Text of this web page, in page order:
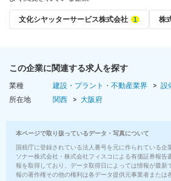
【ここに注目】
者の皆様がより明確なキャリアビジョンを
よう努めております。あなたのスキルや
伝えすることで、ご安心いただける就職活
ポートします。
■住宅手当
■残業手当
■サポーター手当
文化シヤッターサービス株式会社 株
この企業に関連する求人を探す
業種 建設・プラント・不動産業界
設
所在地
関西 大阪府
本ページで取り扱っているデータ・写真について
国税庁に登録されている法人番号を元に作られている企
ソナー株式会社・株式会社フィスコによる有価証券報告
報を取得しており、データ取得日によっては情報が最新
報の著作権その他の権利は各データ提供元事業者または